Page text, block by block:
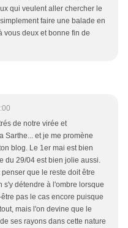
qui veulent aller chercher le
faire une balade en
vous deux et bonne fin de
de notre virée et
Sarthe... et je me promène
blog. Le 1er mai est bien
du 29/04 est bien jolie aussi.
que le reste doit être
s'y détendre à l'ombre lorsque
pas le cas encore puisque
mais l'on devine que le
ses rayons dans cette nature